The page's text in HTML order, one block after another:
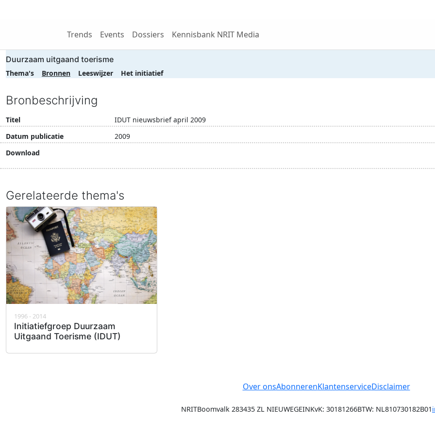
Trends Events Dossiers Kennisbank NRIT Media
Duurzaam uitgaand toerisme
Thema's Bronnen Leeswijzer Het initiatief
Bronbeschrijving
Titel
IDUT nieuwsbrief april 2009
Datum publicatie
2009
Download
Gerelateerde thema's
1996 - 2014
Initiatiefgroep Duurzaam
Uitgaand Toerisme (IDUT)
Over onsAbonnerenKlantenserviceDisclaimer
NRITBoomvalk 283435 ZL NIEUWEGEINKvK: 30181266BTW: NL810730182B01